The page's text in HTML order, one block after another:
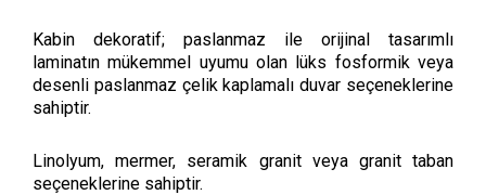
Kabin dekoratif; paslanmaz ile orijinal tasarımlı
laminatın mükemmel uyumu olan lüks fosformik veya
desenli paslanmaz çelik kaplamalı duvar seçeneklerine
sahiptir.
Linolyum, mermer, seramik granit veya granit taban
seçeneklerine sahiptir.